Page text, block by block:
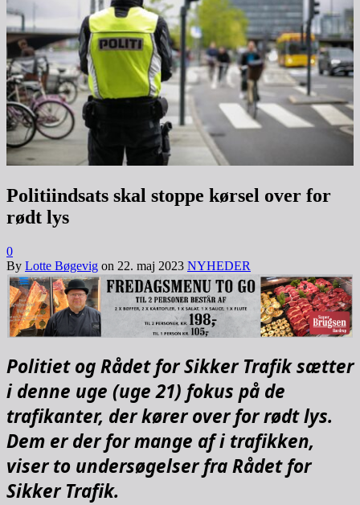
Politiindsats skal stoppe kørsel over for
rødt lys
0
By Lotte Bøgevig on 22. maj 2023 NYHEDER
Politiet og Rådet for Sikker Trafik sætter
i denne uge (uge 21) fokus på de
trafikanter, der kører over for rødt lys.
Dem er der for mange af i trafikken,
viser to undersøgelser fra Rådet for
Sikker Trafik.